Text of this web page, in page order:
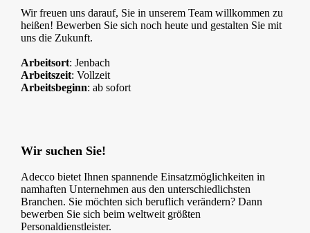
Wir freuen uns darauf, Sie in unserem Team willkommen zu
heißen! Bewerben Sie sich noch heute und gestalten Sie mit
uns die Zukunft.
Arbeitsort: Jenbach
Arbeitszeit: Vollzeit
Arbeitsbeginn: ab sofort
Wir suchen Sie!
Adecco bietet Ihnen spannende Einsatzmöglichkeiten in
namhaften Unternehmen aus den unterschiedlichsten
Branchen. Sie möchten sich beruflich verändern? Dann
bewerben Sie sich beim weltweit größten
Personaldienstleister.